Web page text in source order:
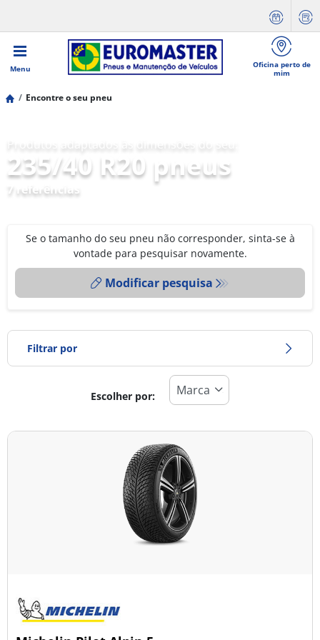
Menu
Oficina perto de
mim
Encontre o seu pneu
235/40 R20 pneus
7 referências
Se o tamanho do seu pneu não corresponder, sinta-se à
vontade para pesquisar novamente.
Modificar pesquisa
Filtrar por
Todos os tipos (7)
Todas as estações (0)
Ligeiro (5)
Escolher por: